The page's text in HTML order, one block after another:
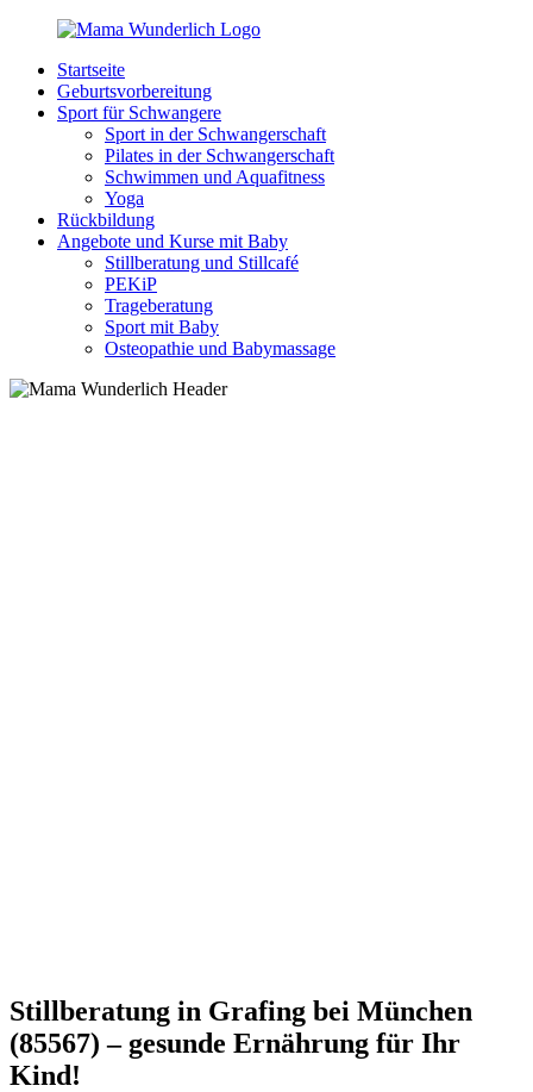
Zurück
Inhalt
MamaWunderlich.de
Mutti
sein
wunderbar!
Startseite
Geburtsvorbereitung
Sport für Schwangere
Sport in der Schwangerschaft
Pilates in der Schwangerschaft
Schwimmen und Aquafitness
Yoga
Rückbildung
Angebote und Kurse mit Baby
Stillberatung und Stillcafé
PEKiP
Trageberatung
Sport mit Baby
Osteopathie und Babymassage
Stillberatung in Grafing bei München
(85567) – gesunde Ernährung für Ihr
Kind!